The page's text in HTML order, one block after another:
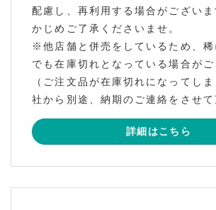
配慮し、再利用する場合がございま
かじめご了承くださいませ。
※他店舗と併売をしているため、稀
でも在庫切れとなっている場合がご
（ご注文品が在庫切れになってし
社から別途、納期のご連絡をさせて
詳細はこちら